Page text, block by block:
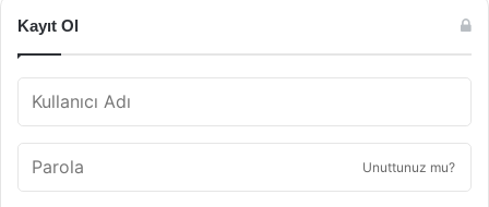
Kayıt Ol
Unuttunuz mu?